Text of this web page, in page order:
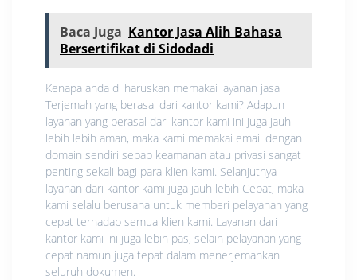
Baca Juga Kantor Jasa Alih Bahasa
Bersertifikat di Sidodadi
Kenapa anda di haruskan memakai layanan jasa
Terjemah yang berasal dari kantor kami? Adapun
layanan yang berasal dari kantor kami ini juga jauh
lebih lebih aman, maka kami memakai email dengan
domain sendiri sebab keamanan atau privasi sangat
penting sekali bagi para klien kami. Selanjutnya
layanan dari kantor kami juga jauh lebih Cepat, maka
kami selalu berusaha untuk memberi pelayanan yang
cepat terhadap semua klien kami. Layanan dari
kantor kami ini juga lebih pas, selain pelayanan yang
cepat namun juga tepat dalam menerjemahkan
seluruh dokumen.